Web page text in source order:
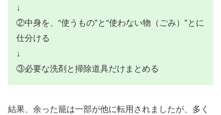
↓
②中身を、“使うもの”と“使わない物（ごみ）”とに
仕分ける
↓
③必要な洗剤と掃除道具だけまとめる
結果、余った籠は一部が他に転用されましたが、多く